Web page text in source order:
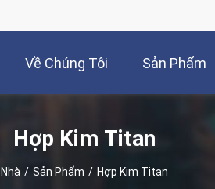
Về Chúng Tôi Sản Phẩm
Hợp Kim Titan
Nhà / Sản Phẩm / Hợp Kim Titan